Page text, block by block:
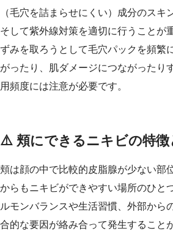
（毛穴を詰まらせにくい）成分のスキ
そして紫外線対策を適切に行うことが
ずみを取ろうとして毛穴パックを頻繁
がったり、肌ダメージにつながったり
用頻度には注意が必要です。
⚠️ 頬にできるニキビの特徴
頬は顔の中で比較的皮脂腺が少ない部
からもニキビができやすい場所のひと
ルモンバランスや生活習慣、外部から
合的な要因が絡み合って発生すること